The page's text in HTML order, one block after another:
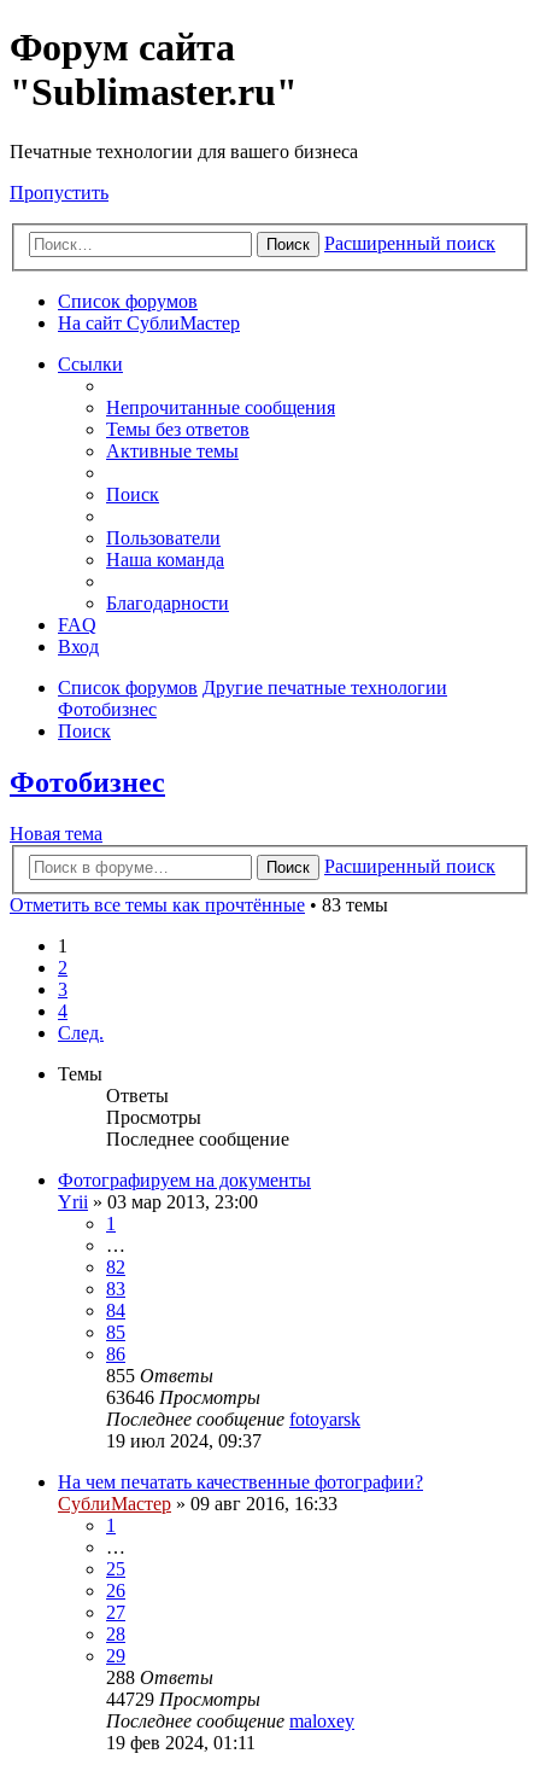
Форум сайта
"Sublimaster.ru"
Печатные технологии для вашего бизнеса
Пропустить
Поиск Расширенный поиск
Список форумов
На сайт СублиМастер
Ссылки
Непрочитанные сообщения
Темы без ответов
Активные темы
Поиск
Пользователи
Наша команда
Благодарности
FAQ
Вход
Список форумов Другие печатные технологии
Фотобизнес
Поиск
Фотобизнес
Новая тема
Поиск
Расширенный поиск
Отметить все темы как прочтённые • 83 темы
1
2
3
4
След.
Темы
Ответы
Просмотры
Последнее сообщение
Фотографируем на документы
Yrii » 03 мар 2013, 23:00
1
…
82
83
84
85
86
855 Ответы
63646 Просмотры
Последнее сообщение fotoyarsk
19 июл 2024, 09:37
На чем печатать качественные фотографии?
СублиМастер » 09 авг 2016, 16:33
1
…
25
26
27
28
29
288 Ответы
44729 Просмотры
Последнее сообщение maloxey
19 фев 2024, 01:11